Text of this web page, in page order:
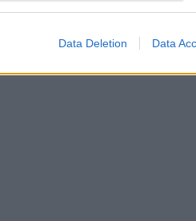
Data Deletion Data